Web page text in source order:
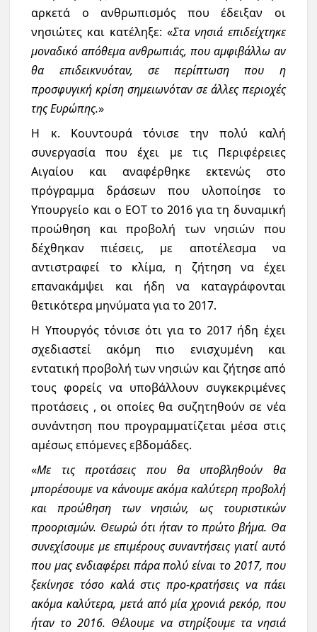
αρκετά ο ανθρωπισμός που έδειξαν οι
νησιώτες και κατέληξε: «Στα νησιά επιδείχτηκε
μοναδικό απόθεμα ανθρωπιάς, που αμφιβάλλω αν
θα επιδεικνυόταν, σε περίπτωση που η
προσφυγική κρίση σημειωνόταν σε άλλες περιοχές
της Ευρώπης.»
Η κ. Κουντουρά τόνισε την πολύ καλή
συνεργασία που έχει με τις Περιφέρειες
Αιγαίου και αναφέρθηκε εκτενώς στο
πρόγραμμα δράσεων που υλοποίησε το
Υπουργείο και ο ΕΟΤ το 2016 για τη δυναμική
προώθηση και προβολή των νησιών που
δέχθηκαν πιέσεις, με αποτέλεσμα να
αντιστραφεί το κλίμα, η ζήτηση να έχει
επανακάμψει και ήδη να καταγράφονται
θετικότερα μηνύματα για το 2017.
Η Υπουργός τόνισε ότι για το 2017 ήδη έχει
σχεδιαστεί ακόμη πιο ενισχυμένη και
εντατική προβολή των νησιών και ζήτησε από
τους φορείς να υποβάλλουν συγκεκριμένες
προτάσεις , οι οποίες θα συζητηθούν σε νέα
συνάντηση που προγραμματίζεται μέσα στις
αμέσως επόμενες εβδομάδες.
«Με τις προτάσεις που θα υποβληθούν θα
μπορέσουμε να κάνουμε ακόμα καλύτερη προβολή
και προώθηση των νησιών, ως τουριστικών
προορισμών. Θεωρώ ότι ήταν το πρώτο βήμα. Θα
συνεχίσουμε με επιμέρους συναντήσεις γιατί αυτό
που μας ενδιαφέρει πάρα πολύ είναι το 2017, που
ξεκίνησε τόσο καλά στις προ-κρατήσεις να πάει
ακόμα καλύτερα, μετά από μία χρονιά ρεκόρ, που
ήταν το 2016. Θέλουμε να στηρίξουμε τα νησιά